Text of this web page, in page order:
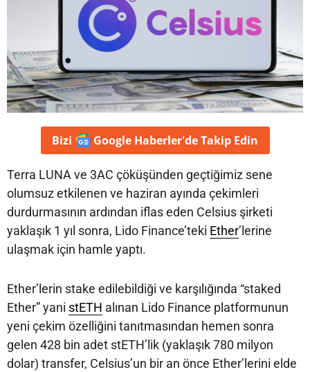
Bizi Google Haberler'deTakip Edin
Terra LUNA ve 3AC çöküşünden geçtiğimiz sene
olumsuz etkilenen ve haziran ayında çekimleri
durdurmasının ardından iflas eden Celsius şirketi
yaklaşık 1 yıl sonra, Lido Finance’teki Ether’lerine
ulaşmak için hamle yaptı.
Ether’lerin stake edilebildiği ve karşılığında “staked
Ether” yani stETH alınan Lido Finance platformunun
yeni çekim özelliğini tanıtmasından hemen sonra
gelen 428 bin adet stETH’lik (yaklaşık 780 milyon
dolar) transfer, Celsius’un bir an önce Ether’lerini elde